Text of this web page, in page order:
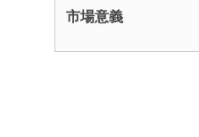
市場意義